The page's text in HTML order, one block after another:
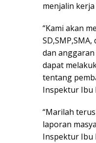
menjalin
“Kami akan
dan
dapat
tentang
Inspektur Ibu
“Marilah
laporan
Inspektur Ibu